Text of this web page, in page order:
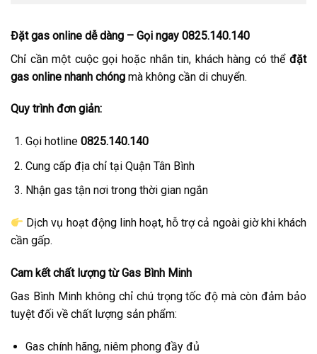
Đặt gas online dễ dàng – Gọi ngay 0825.140.140
Chỉ cần một cuộc gọi hoặc nhắn tin, khách hàng có thể đặt
gas online nhanh chóng mà không cần di chuyển.
Quy trình đơn giản:
Gọi hotline 0825.140.140
Cung cấp địa chỉ tại Quận Tân Bình
Nhận gas tận nơi trong thời gian ngắn
Dịch vụ hoạt động linh hoạt, hỗ trợ cả ngoài giờ khi khách
cần gấp.
Cam kết chất lượng từ Gas Bình Minh
Gas Bình Minh không chỉ chú trọng tốc độ mà còn đảm bảo
tuyệt đối về chất lượng sản phẩm:
Gas chính hãng, niêm phong đầy đủ